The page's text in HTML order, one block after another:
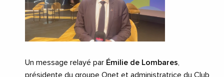
Un message relayé par Émilie de Lombares
présidente du groupe Onet et administratrice du Club